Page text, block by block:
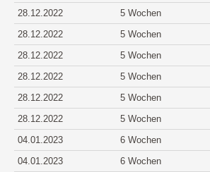
28.12.2022
5 Wochen
28.12.2022
5 Wochen
28.12.2022
5 Wochen
28.12.2022
5 Wochen
28.12.2022
5 Wochen
28.12.2022
5 Wochen
04.01.2023
6 Wochen
04.01.2023
6 Wochen